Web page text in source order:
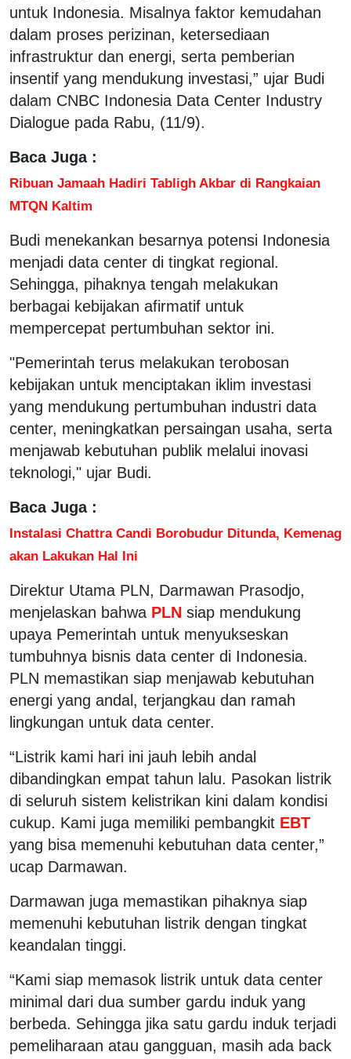
untuk Indonesia. Misalnya faktor kemudahan
dalam proses perizinan, ketersediaan
infrastruktur dan energi, serta pemberian
insentif yang mendukung investasi,” ujar Budi
dalam CNBC Indonesia Data Center Industry
Dialogue pada Rabu, (11/9).
Baca Juga :
Ribuan Jamaah Hadiri Tabligh Akbar di Rangkaian
MTQN Kaltim
Budi menekankan besarnya potensi Indonesia
menjadi data center di tingkat regional.
Sehingga, pihaknya tengah melakukan
berbagai kebijakan afirmatif untuk
mempercepat pertumbuhan sektor ini.
"Pemerintah terus melakukan terobosan
kebijakan untuk menciptakan iklim investasi
yang mendukung pertumbuhan industri data
center, meningkatkan persaingan usaha, serta
menjawab kebutuhan publik melalui inovasi
teknologi," ujar Budi.
Baca Juga :
Instalasi Chattra Candi Borobudur Ditunda, Kemenag
akan Lakukan Hal Ini
Direktur Utama PLN, Darmawan Prasodjo,
menjelaskan bahwa PLN siap mendukung
upaya Pemerintah untuk menyukseskan
tumbuhnya bisnis data center di Indonesia.
PLN memastikan siap menjawab kebutuhan
energi yang andal, terjangkau dan ramah
lingkungan untuk data center.
“Listrik kami hari ini jauh lebih andal
dibandingkan empat tahun lalu. Pasokan listrik
di seluruh sistem kelistrikan kini dalam kondisi
cukup. Kami juga memiliki pembangkit EBT
yang bisa memenuhi kebutuhan data center,”
ucap Darmawan.
Darmawan juga memastikan pihaknya siap
memenuhi kebutuhan listrik dengan tingkat
keandalan tinggi.
“Kami siap memasok listrik untuk data center
minimal dari dua sumber gardu induk yang
berbeda. Sehingga jika satu gardu induk terjadi
pemeliharaan atau gangguan, masih ada back